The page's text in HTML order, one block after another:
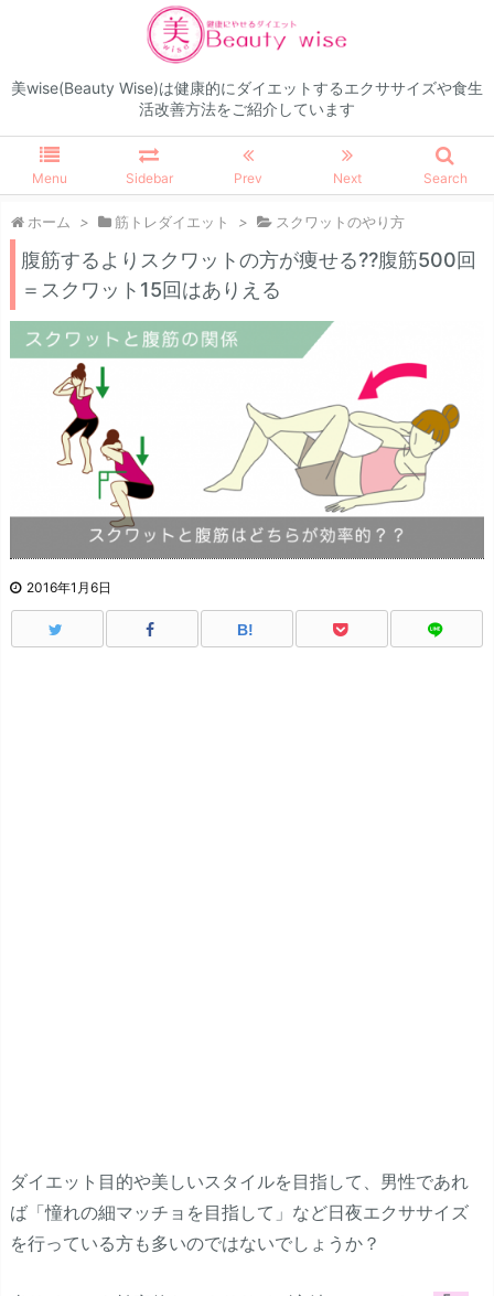
美wise(Beauty Wise)は健康的にダイエットするエクササイズや食生
活改善方法をご紹介しています
Menu Sidebar Prev Next Search
ホーム > 筋トレダイエット > スクワットのやり方
腹筋するよりスクワットの方が痩せる??腹筋500回
＝スクワット15回はありえる
2016年1月6日
B!
ダイエット目的や美しいスタイルを目指して、男性であれ
ば「憧れの細マッチョを目指して」など日夜エクササイズ
を行っている方も多いのではないでしょうか？